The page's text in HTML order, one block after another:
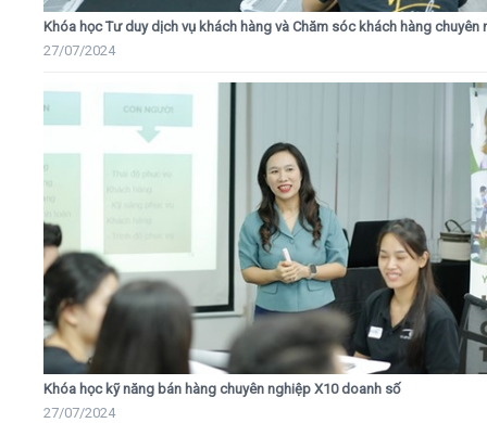
Khóa học Tư duy dịch vụ khách hàng và Chăm sóc khách hàng chuyên
27/07/2024
Khóa học kỹ năng bán hàng chuyên nghiệp X10 doanh số
27/07/2024